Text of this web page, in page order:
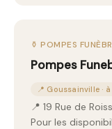
⚱️ POMPES
Pompes
📍 Goussainville ·
📍 19 Rue de
Pour les